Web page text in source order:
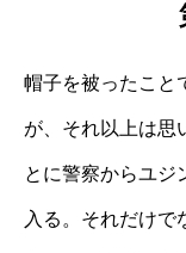
帽子を被ったこと
が、それ以上は思
とに警察からユジ
入る。それだけで